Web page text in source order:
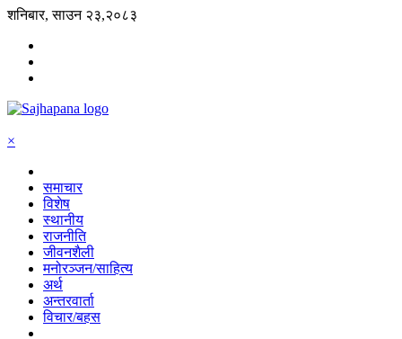
शनिबार, साउन २३,२०८३
×
समाचार
विशेष
स्थानीय
राजनीति
जीवनशैली
मनोरञ्जन/साहित्य
अर्थ
अन्तरवार्ता
विचार/बहस